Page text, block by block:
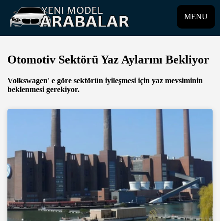
MENU
Otomotiv Sektörü Yaz Aylarını Bekliyor
Volkswagen' e göre sektörün iyileşmesi için yaz mevsiminin
beklenmesi gerekiyor.